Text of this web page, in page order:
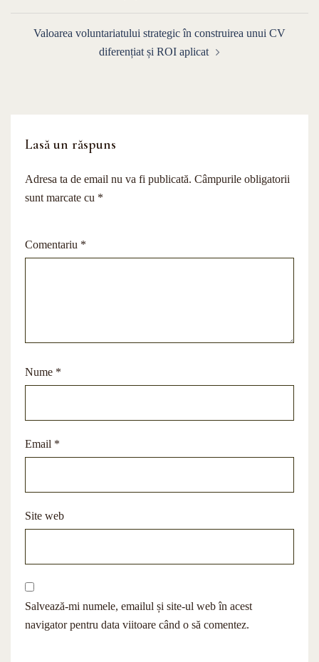
Valoarea voluntariatului strategic în construirea unui CV
diferențiat și ROI aplicat
Lasă un răspuns
Adresa ta de email nu va fi publicată. Câmpurile obligatorii
sunt marcate cu *
Comentariu *
Nume *
Email *
Site web
Salvează-mi numele, emailul și site-ul web în acest
navigator pentru data viitoare când o să comentez.